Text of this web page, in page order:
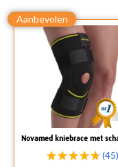
Novamed kniebrace met
(45)